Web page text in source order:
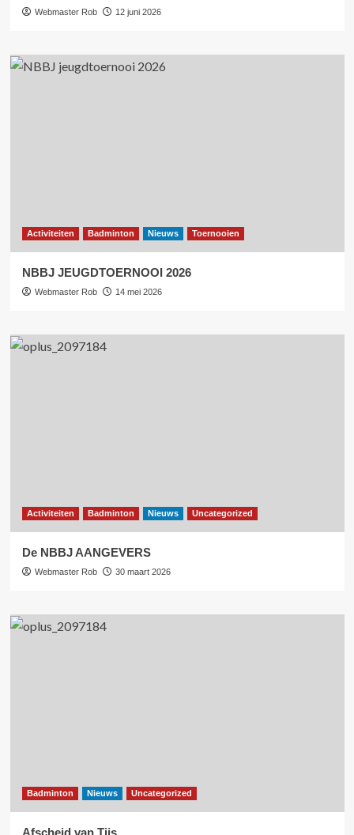
Webmaster Rob 12 juni 2026
Activiteiten Badminton Nieuws Toernooien
NBBJ JEUGDTOERNOOI 2026
Webmaster Rob 14 mei 2026
Activiteiten Badminton Nieuws Uncategorized
De NBBJ AANGEVERS
Webmaster Rob 30 maart 2026
Badminton Nieuws Uncategorized
Afscheid van Tijs